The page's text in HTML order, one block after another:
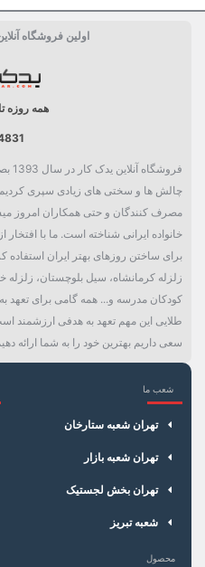
اولین فروشگاه
همه روزه تا ۲۴
چالش ها و سختی های زیادی سپری کردیم
مصرف کنندگان و حتی همکاران امروز
خانواده ایرانی شناخته است. ما با
برای ساختن روزهای بهتر ایران استفاده
زلزله کرمانشاه، سیل بلوچستان، زلزله
کودکان مدرسه و... همه گامی برای تعهد
طلایی این مهم تعهد به هدفی ارزشمند
سعی داریم بهترین خود را به شما ارائه
شعب ما
تهران شعبه ستارخان
تهران شعبه بازار
تهران بخش لجستیک
شعبه تبریز
محصول
×